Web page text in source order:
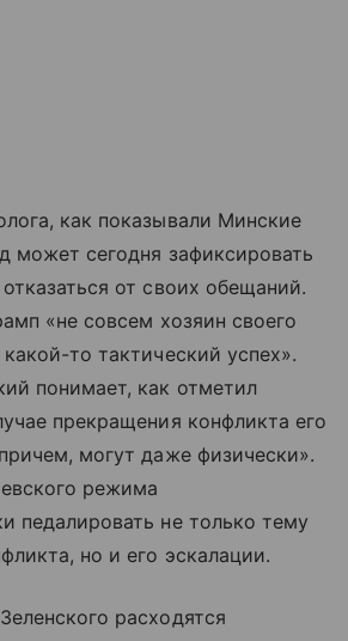
как показывали Минские
может сегодня зафиксировать
от своих обещаний.
«не совсем хозяин своего
то тактический успех».
понимает, как отметил
прекращения конфликта его
могут даже физически».
режима
педалировать не только тему
но и его эскалации.
расходятся